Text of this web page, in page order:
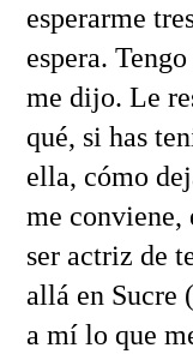
esperarme
espera.
me dijo. Le
qué, si has
ella, cómo
me conviene,
ser actriz de
allá en Sucre
a mí lo que